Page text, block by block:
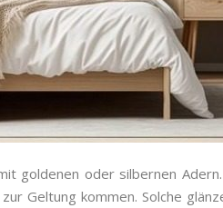
goldenen oder silbernen
Geltung kommen. Solche